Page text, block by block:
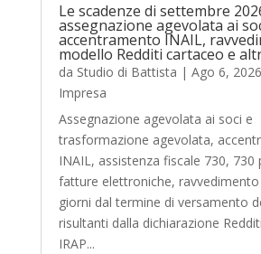
Le scadenze di settembre
assegnazione agevolata ai
accentramento INAIL,
modello Redditi cartaceo e
da Studio di Battista | Ago 6, 2026
Impresa
Assegnazione agevolata ai soci e
trasformazione agevolata,
INAIL, assistenza fiscale 730,
fatture elettroniche,
giorni dal termine di versamento
risultanti dalla dichiarazione
IRAP...